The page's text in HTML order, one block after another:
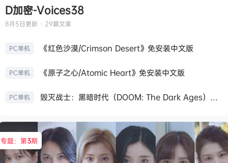
D加密-Voices38
8月5日更新 · 29篇文章
PC单机 《红色沙漠/Crimson Desert》免安装中文版
PC单机 《原子之心/Atomic Heart》免安装中文版
PC单机 毁灭战士：黑暗时代（DOOM: The Dark Ages）免安装中文版
专题：第3期